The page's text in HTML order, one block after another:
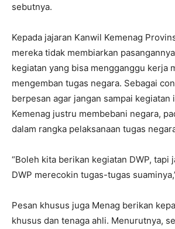
sebutnya.
Kepada jajaran Kanwil Kemenag
mereka tidak membiarkan
kegiatan yang bisa mengganggu kerja
mengemban tugas negara. Sebagai
berpesan agar jangan sampai kegiatan
Kemenag justru membebani negara,
dalam rangka pelaksanaan tugas
“Boleh kita berikan kegiatan DWP, tapi
DWP merecokin tugas-tugas
Pesan khusus juga Menag berikan
khusus dan tenaga ahli. Menurutnya,